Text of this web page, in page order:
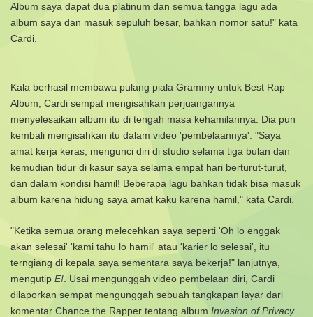
Album saya dapat dua platinum dan semua tangga lagu ada
album saya dan masuk sepuluh besar, bahkan nomor satu!" kata
Cardi.
Kala berhasil membawa pulang piala Grammy untuk Best Rap
Album, Cardi sempat mengisahkan perjuangannya
menyelesaikan album itu di tengah masa kehamilannya. Dia pun
kembali mengisahkan itu dalam video 'pembelaannya'. "Saya
amat kerja keras, mengunci diri di studio selama tiga bulan dan
kemudian tidur di kasur saya selama empat hari berturut-turut,
dan dalam kondisi hamil! Beberapa lagu bahkan tidak bisa masuk
album karena hidung saya amat kaku karena hamil," kata Cardi.
"Ketika semua orang melecehkan saya seperti 'Oh lo enggak
akan selesai' 'kami tahu lo hamil' atau 'karier lo selesai', itu
terngiang di kepala saya sementara saya bekerja!" lanjutnya,
mengutip E! Usai mengunggah video pembelaan diri, Cardi
dilaporkan sempat mengunggah sebuah tangkapan layar dari
komentar Chance the Rapper tentang album Invasion of Privacy.